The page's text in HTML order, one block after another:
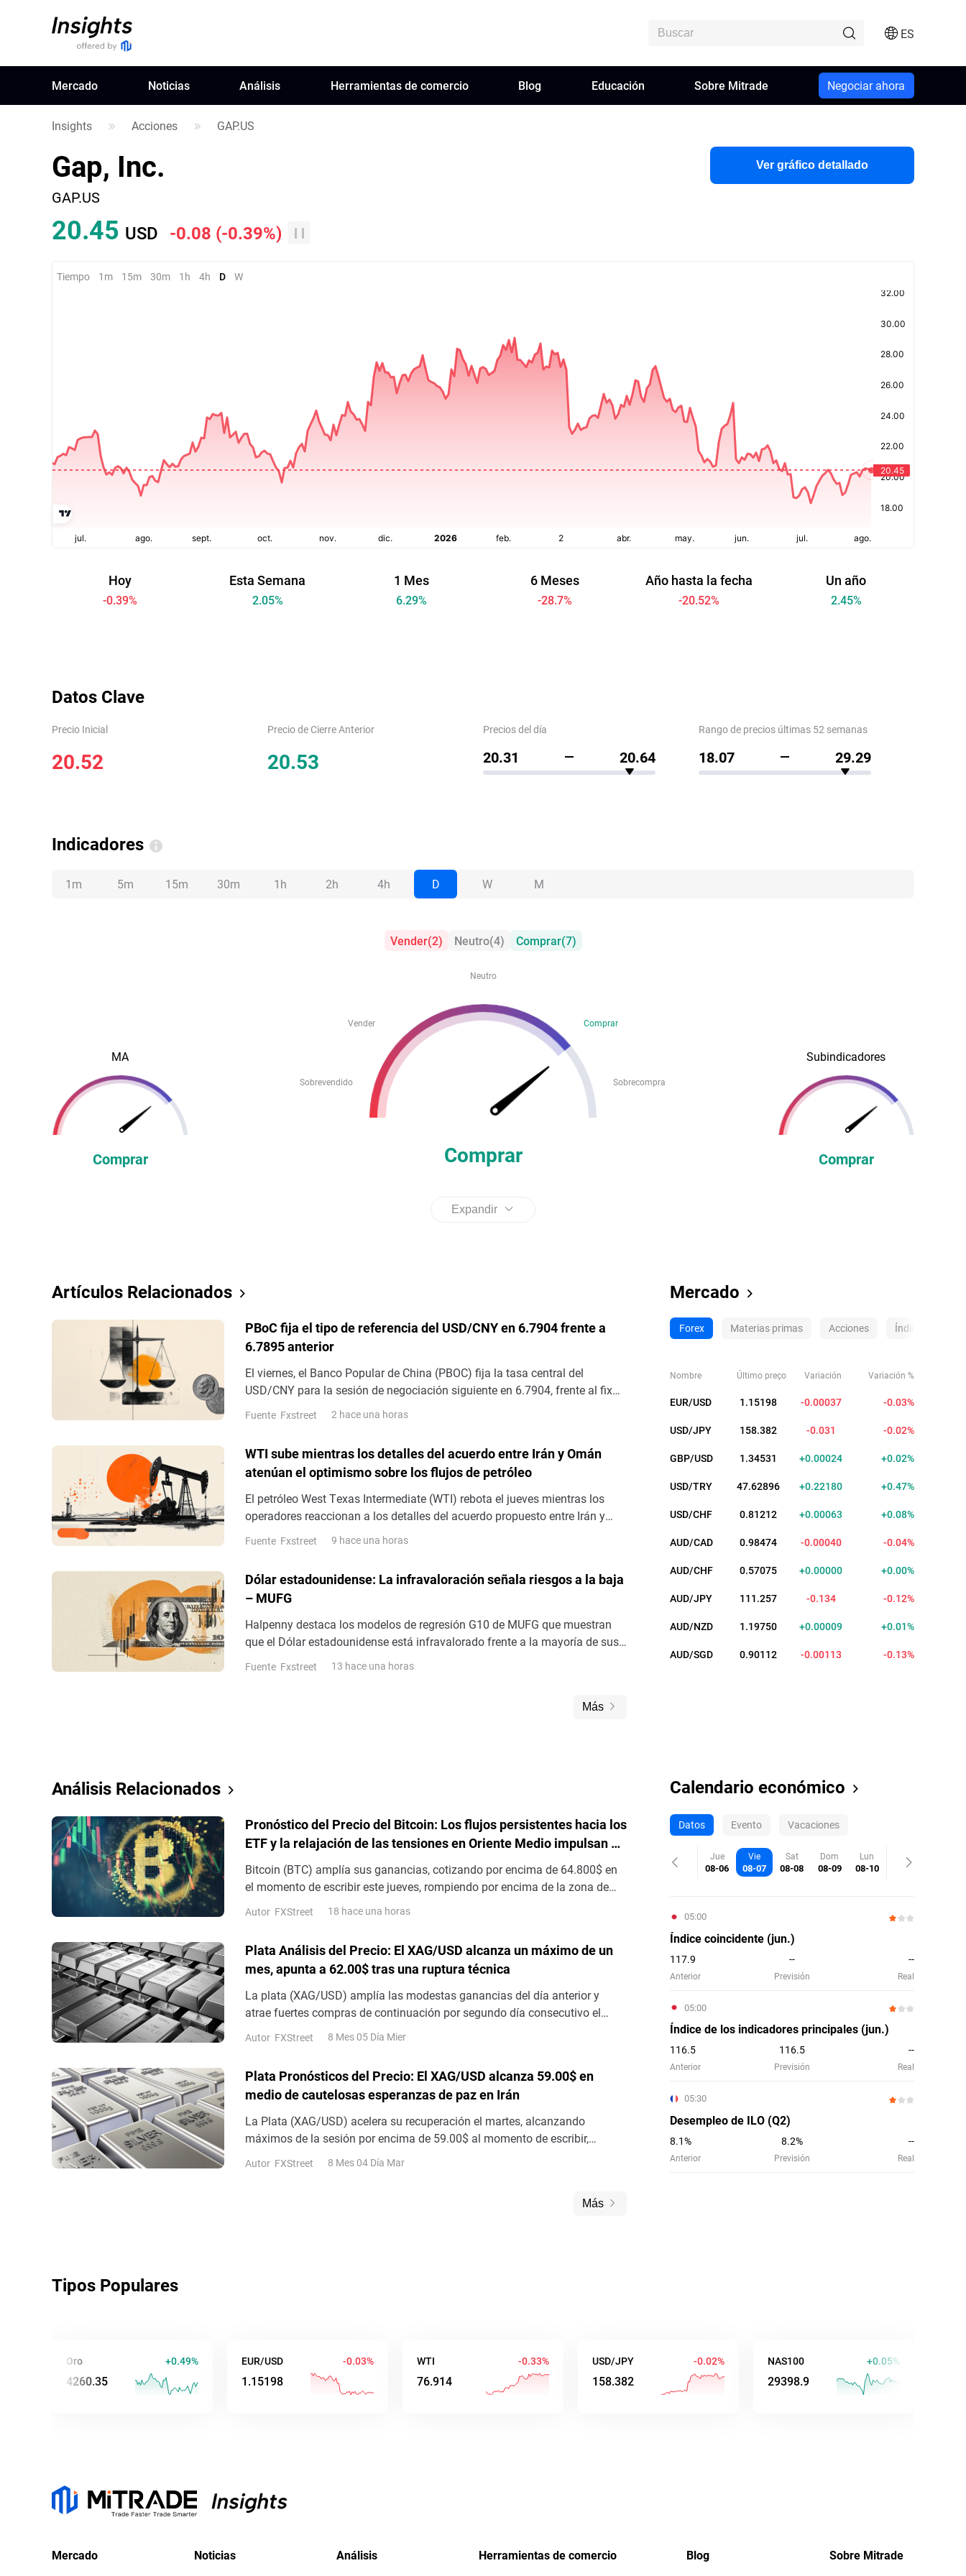
ES
Mercado Noticias Análisis Herramientas de comercio Blog Educación Sobre Mitrade Negociar ahora
Insights Acciones GAP.US
Gap, Inc. Ver gráfico detallado
GAP.US
20.45 USD -0.08 (-0.39%)
Tiempo 1m 15m 30m 1h 4h D W
Hoy
-0.39%
Esta Semana
2.05%
1 Mes
6.29%
6 Meses
-28.7%
Año hasta la fecha
-20.52%
Un año
2.45%
Datos Clave
Precio Inicial Precio de Cierre Anterior Precios del día Rango de precios últimas 52 semanas
20.52 20.53 20.31 20.64 18.07 29.29
Indicadores
1m 5m 15m 30m 1h 2h 4h D W M
Vender(2) Neutro(4) Comprar(7)
MA
Comprar
Neutro
Vender Comprar
Sobrevendido Sobrecompra
Comprar
Subindicadores
Comprar
Expandir
Artículos Relacionados
PBoC fija el tipo de referencia del USD/CNY en 6.7904 frente a
6.7895 anterior
El viernes, el Banco Popular de China (PBOC) fija la tasa central del
USD/CNY para la sesión de negociación siguiente en 6.7904, frente al fix
del día anterior de 6.7895 y la estimación de Reuters de 6.7548
Fuente Fxstreet 2 hace una horas
WTI sube mientras los detalles del acuerdo entre Irán y Omán
atenúan el optimismo sobre los flujos de petróleo
El petróleo West Texas Intermediate (WTI) rebota el jueves mientras los
operadores reaccionan a los detalles del acuerdo propuesto entre Irán y
Omán sobre el Estrecho de Ormuz. Al momento de escribir, el WTI cotiza
alrededor de 76.50$ por barril, con una subida de casi un 2.80% en el día.
Fuente Fxstreet 9 hace una horas
Dólar estadounidense: La infravaloración señala riesgos a la baja
– MUFG
Halpenny destaca los modelos de regresión G10 de MUFG que muestran
que el Dólar estadounidense está infravalorado frente a la mayoría de sus
pares, lo que implica primas de riesgo vinculadas al conflicto en Oriente
Medio, las preocupaciones por la inflación y la interferencia política en la
Fuente Fxstreet 13 hace una horas
Más
Mercado
Forex Materias primas Acciones Índices
Nombre Último preço Variación Variación %
EUR/USD 1.15192 -0.00043 -0.04%
USD/JPY 158.382 -0.031 -0.02%
GBP/USD 1.34532 +0.00025 +0.02%
USD/TRY 47.62889 +0.22173 +0.47%
USD/CHF 0.81211 +0.00062 +0.08%
AUD/CAD 0.98475 -0.00039 -0.04%
AUD/CHF 0.57068 +0.00007 +0.01%
AUD/JPY 111.251 -0.140 -0.13%
AUD/NZD 1.19747 +0.00006 +0.01%
AUD/SGD 0.90113 -0.00112 -0.12%
Análisis Relacionados
Pronóstico del Precio del Bitcoin: Los flujos persistentes hacia los
ETF y la relajación de las tensiones en Oriente Medio impulsan el
apetito por el riesgo
Bitcoin (BTC) amplía sus ganancias, cotizando por encima de 64.800$ en
el momento de escribir este jueves, rompiendo por encima de la zona de
resistencia clave. La demanda institucional respalda la acción del precio
del BTC, con los fondos cotizados en bolsa (ETF) al contado registrando
Autor FXStreet 18 hace una horas
Plata Análisis del Precio: El XAG/USD alcanza un máximo de un
mes, apunta a 62.00$ tras una ruptura técnica
La plata (XAG/USD) amplía las modestas ganancias del día anterior y
atrae fuertes compras de continuación por segundo día consecutivo el
miércoles. El impulso positivo lleva al metal blanco a la zona de los 62.00$
– su nivel más alto desde el 7 de julio – durante la sesión europea
Autor FXStreet 8 Mes 05 Día Mier
Plata Pronósticos del Precio: El XAG/USD alcanza 59.00$ en
medio de cautelosas esperanzas de paz en Irán
La Plata (XAG/USD) acelera su recuperación el martes, alcanzando
máximos de la sesión por encima de 59.00$ al momento de escribir,
después de rebotar desde la zona de 56.50$ el lunes
Autor FXStreet 8 Mes 04 Día Mar
Más
Calendario económico
Datos Evento Vacaciones
Jue
08-06
Vie
08-07
Sat
08-08
Dom
08-09
Lun
08-10
05:00
Índice coincidente (jun.)
117.9 -- --
Anterior Previsión Real
05:00
Índice de los indicadores principales (jun.)
116.5 116.5 --
Anterior Previsión Real
05:30
Desempleo de ILO (Q2)
8.1% 8.2% --
Anterior Previsión Real
Tipos Populares
4260.35
EUR/USD
1.15192 76.911
USD/JPY
158.382
NAS100
29398.8
Mercado Noticias Análisis Herramientas de comercio Blog Sobre Mitrade